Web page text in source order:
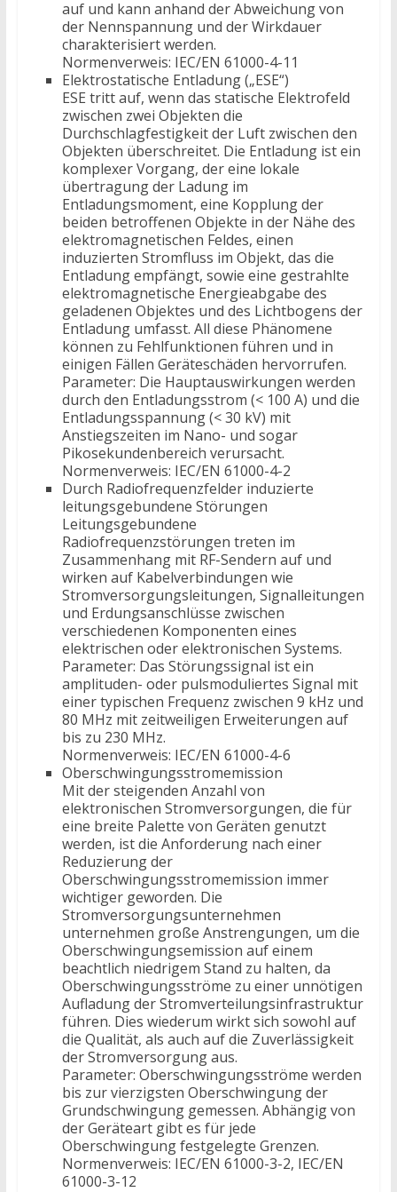
auf und kann anhand der Abweichung von
der Nennspannung und der Wirkdauer
charakterisiert werden.
Normenverweis: IEC/EN 61000-4-11
Elektrostatische Entladung („ESE“)
ESE tritt auf, wenn das statische Elektrofeld
zwischen zwei Objekten die
Durchschlagfestigkeit der Luft zwischen den
Objekten überschreitet. Die Entladung ist ein
komplexer Vorgang, der eine lokale
übertragung der Ladung im
Entladungsmoment, eine Kopplung der
beiden betroffenen Objekte in der Nähe des
elektromagnetischen Feldes, einen
induzierten Stromfluss im Objekt, das die
Entladung empfängt, sowie eine gestrahlte
elektromagnetische Energieabgabe des
geladenen Objektes und des Lichtbogens der
Entladung umfasst. All diese Phänomene
können zu Fehlfunktionen führen und in
einigen Fällen Geräteschäden hervorrufen.
Parameter: Die Hauptauswirkungen werden
durch den Entladungsstrom (< 100 A) und die
Entladungsspannung (< 30 kV) mit
Anstiegszeiten im Nano- und sogar
Pikosekundenbereich verursacht.
Normenverweis: IEC/EN 61000-4-2
Durch Radiofrequenzfelder induzierte
leitungsgebundene Störungen
Leitungsgebundene
Radiofrequenzstörungen treten im
Zusammenhang mit RF-Sendern auf und
wirken auf Kabelverbindungen wie
Stromversorgungsleitungen, Signalleitungen
und Erdungsanschlüsse zwischen
verschiedenen Komponenten eines
elektrischen oder elektronischen Systems.
Parameter: Das Störungssignal ist ein
amplituden- oder pulsmoduliertes Signal mit
einer typischen Frequenz zwischen 9 kHz und
80 MHz mit zeitweiligen Erweiterungen auf
bis zu 230 MHz.
Normenverweis: IEC/EN 61000-4-6
Oberschwingungsstromemission
Mit der steigenden Anzahl von
elektronischen Stromversorgungen, die für
eine breite Palette von Geräten genutzt
werden, ist die Anforderung nach einer
Reduzierung der
Oberschwingungsstromemission immer
wichtiger geworden. Die
Stromversorgungsunternehmen
unternehmen große Anstrengungen, um die
Oberschwingungsemission auf einem
beachtlich niedrigem Stand zu halten, da
Oberschwingungsströme zu einer unnötigen
Aufladung der Stromverteilungsinfrastruktur
führen. Dies wiederum wirkt sich sowohl auf
die Qualität, als auch auf die Zuverlässigkeit
der Stromversorgung aus.
Parameter: Oberschwingungsströme werden
bis zur vierzigsten Oberschwingung der
Grundschwingung gemessen. Abhängig von
der Geräteart gibt es für jede
Oberschwingung festgelegte Grenzen.
Normenverweis: IEC/EN 61000-3-2, IEC/EN
61000-3-12